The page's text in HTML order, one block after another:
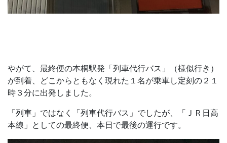
やがて、最終便の本桐駅発「列車代行バス」（様似行き）
が到着、どこからともなく現れた１名が乗車し定刻の２１
時３分に出発しました。
「列車」ではなく「列車代行バス」でしたが、「ＪＲ日高
本線」としての最終便、本日で最後の運行です。